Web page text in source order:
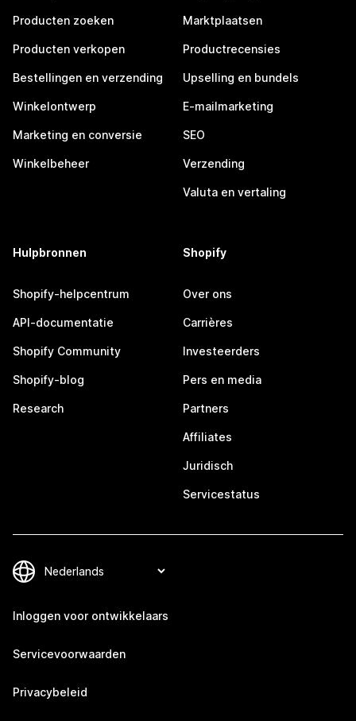
Producten zoeken
Producten verkopen
Bestellingen en verzending
Winkelontwerp
Marketing en conversie
Winkelbeheer
Marktplaatsen
Productrecensies
Upselling en bundels
E-mailmarketing
SEO
Verzending
Valuta en vertaling
Hulpbronnen
Shopify-helpcentrum
API-documentatie
Shopify Community
Shopify-blog
Research
Shopify
Over ons
Carrières
Investeerders
Pers en media
Partners
Affiliates
Juridisch
Servicestatus
Inloggen voor ontwikkelaars
Servicevoorwaarden
Privacybeleid